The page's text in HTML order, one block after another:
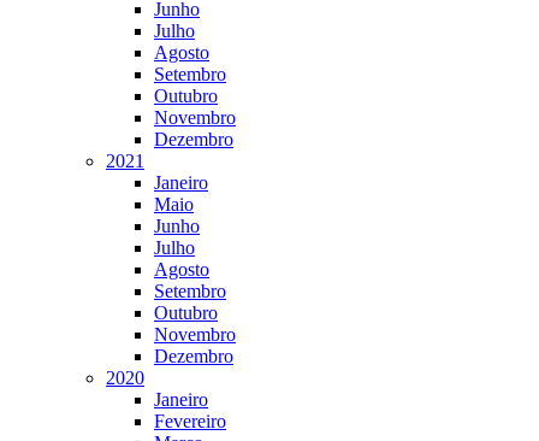
Junho
Julho
Agosto
Setembro
Outubro
Novembro
Dezembro
2021
Janeiro
Maio
Junho
Julho
Agosto
Setembro
Outubro
Novembro
Dezembro
2020
Janeiro
Fevereiro